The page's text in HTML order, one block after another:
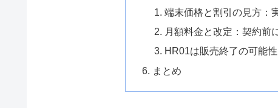
端末価格と割引の見方：
月額料金と改定：契約前
HR01は販売終了の可能
まとめ